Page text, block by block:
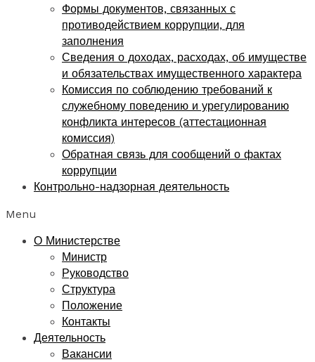
Формы документов, связанных с
противодействием коррупции, для
заполнения
Сведения о доходах, расходах, об имуществе
и обязательствах имущественного характера
Комиссия по соблюдению требований к
служебному поведению и урегулированию
конфликта интересов (аттестационная
комиссия)
Обратная связь для сообщений о фактах
коррупции
Контрольно-надзорная деятельность
Menu
О Министерстве
Министр
Руководство
Структура
Положение
Контакты
Деятельность
Вакансии